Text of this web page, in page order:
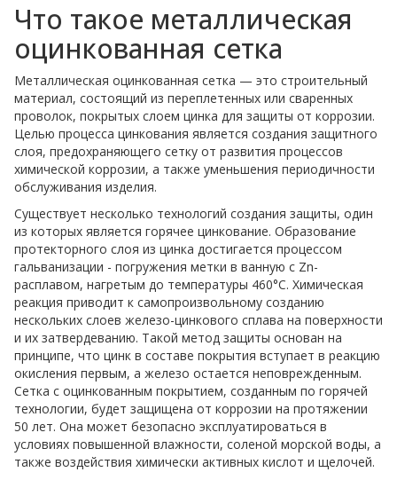
Что такое металлическая
оцинкованная сетка
Металлическая оцинкованная сетка — это строительный
материал, состоящий из переплетенных или сваренных
проволок, покрытых слоем цинка для защиты от коррозии.
Целью процесса цинкования является создания защитного
слоя, предохраняющего сетку от развития процессов
химической коррозии, а также уменьшения периодичности
обслуживания изделия.
Существует несколько технологий создания защиты, один
из которых является горячее цинкование. Образование
протекторного слоя из цинка достигается процессом
гальванизации - погружения метки в ванную с Zn-
расплавом, нагретым до температуры 460°С. Химическая
реакция приводит к самопроизвольному созданию
нескольких слоев железо-цинкового сплава на поверхности
и их затвердеванию. Такой метод защиты основан на
принципе, что цинк в составе покрытия вступает в реакцию
окисления первым, а железо остается неповрежденным.
Сетка с оцинкованным покрытием, созданным по горячей
технологии, будет защищена от коррозии на протяжении
50 лет. Она может безопасно эксплуатироваться в
условиях повышенной влажности, соленой морской воды, а
также воздействия химически активных кислот и щелочей.